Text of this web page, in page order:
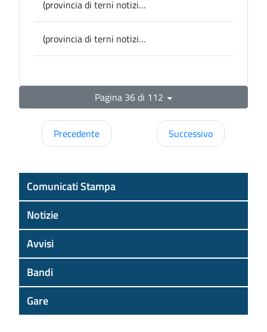
(provincia di terni notizie) Porano, nota del Sindaco Conticelli sulle proposte di modifica della legge regionale per l’edilizia residenziale sociale
(provincia di terni notizie) Montecchio, il Comune consegna agli studenti il “Quaderno degli esercizi di cura”
Pagina 36 di 112
Precedente Successivo
Comunicati Stampa
Notizie
Avvisi
Bandi
Gare